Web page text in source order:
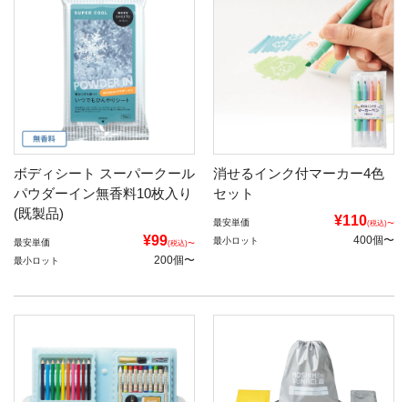
ボディシート スーパークール
パウダーイン無香料10枚入り
(既製品)
最安単価 ¥99(税込)〜
最小ロット 200個〜
消せるインク付マーカー4色
セット
最安単価 ¥110(税込)〜
最小ロット 400個〜